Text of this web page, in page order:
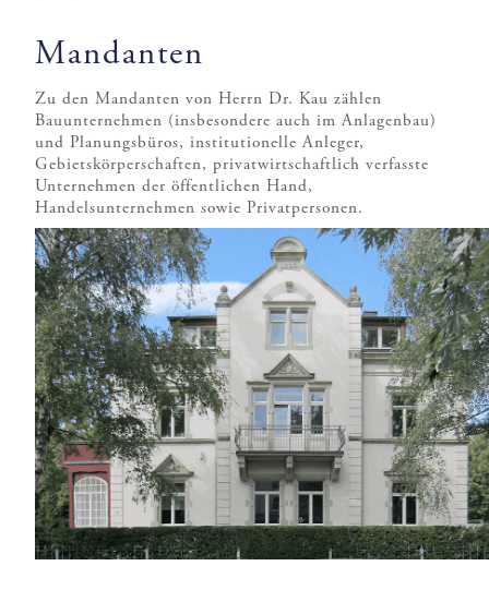
Mandanten
Zu den Mandanten von Herrn Dr. Kau zählen
Bauunternehmen (insbesondere auch im Anlagenbau)
und Planungsbüros, institutionelle Anleger,
Gebietskörperschaften, privatwirtschaftlich verfasste
Unternehmen der öffentlichen Hand,
Handelsunternehmen sowie Privatpersonen.